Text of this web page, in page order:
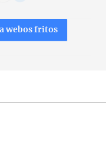
webos fritos